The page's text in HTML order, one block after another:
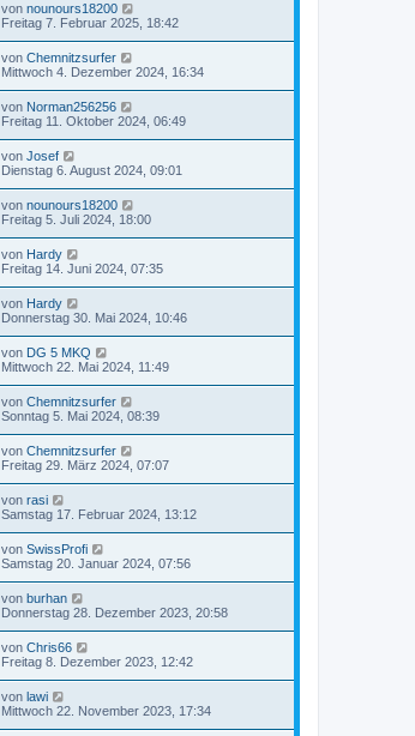
von nounours18200
Freitag 7. Februar 2025, 18:42
von Chemnitzsurfer
Mittwoch 4. Dezember 2024, 16:34
von Norman256256
Freitag 11. Oktober 2024, 06:49
von Josef
Dienstag 6. August 2024, 09:01
von nounours18200
Freitag 5. Juli 2024, 18:00
von Hardy
Freitag 14. Juni 2024, 07:35
von Hardy
Donnerstag 30. Mai 2024, 10:46
von DG 5 MKQ
Mittwoch 22. Mai 2024, 11:49
von Chemnitzsurfer
Sonntag 5. Mai 2024, 08:39
von Chemnitzsurfer
Freitag 29. März 2024, 07:07
von rasi
Samstag 17. Februar 2024, 13:12
von SwissProfi
Samstag 20. Januar 2024, 07:56
von burhan
Donnerstag 28. Dezember 2023, 20:58
von Chris66
Freitag 8. Dezember 2023, 12:42
von lawi
Mittwoch 22. November 2023, 17:34